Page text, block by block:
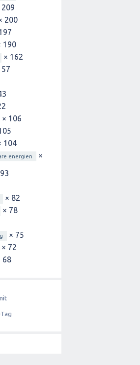
209
200
190
× 162
× 106
104
energien
×
× 82
× 78
× 75
× 72
68